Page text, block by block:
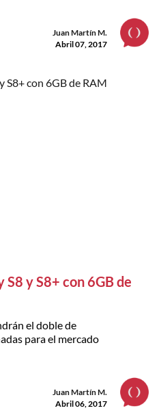
Juan Martín M.
Abril 07, 2017
S8 y S8+ con 6GB de
el doble de
para el mercado
Juan Martín M.
Abril 06, 2017